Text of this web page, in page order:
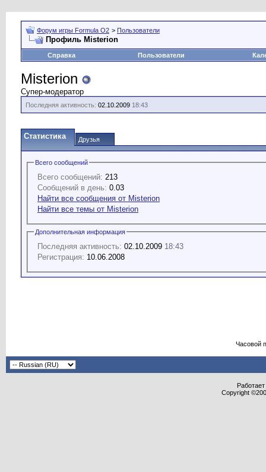
Форум игры Formula O2 > Пользователи
Профиль Misterion
Справка Пользователи
Misterion
Супер-модератор
Последняя активность: 02.10.2009 18:43
Статистика Друзья
Всего сообщений
Всего сообщений: 213
Сообщений в день: 0.03
Найти все сообщения от Misterion
Найти все темы от Misterion
Дополнительная информация
Последняя активность: 02.10.2009 18:43
Регистрация: 10.06.2008
Часовой
Copyright